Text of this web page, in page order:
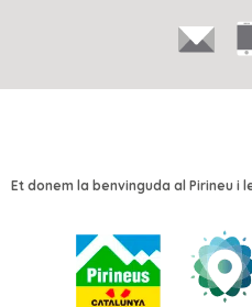
Et donem la benvinguda al Pirineu i